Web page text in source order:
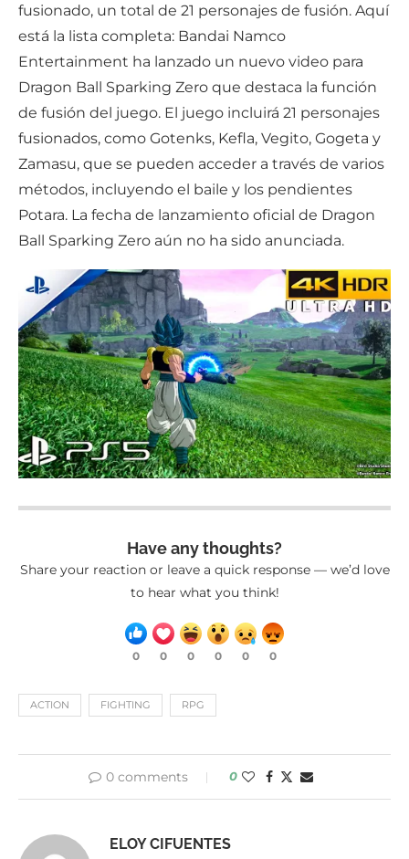
fusionado, un total de 21 personajes de fusión. Aquí
está la lista completa: Bandai Namco
Entertainment ha lanzado un nuevo video para
Dragon Ball Sparking Zero que destaca la función
de fusión del juego. El juego incluirá 21 personajes
fusionados, como Gotenks, Kefla, Vegito, Gogeta y
Zamasu, que se pueden acceder a través de varios
métodos, incluyendo el baile y los pendientes
Potara. La fecha de lanzamiento oficial de Dragon
Ball Sparking Zero aún no ha sido anunciada.
Have any thoughts?
Share your reaction or leave a quick response — we’d love
to hear what you think!
0 0 0 0 0 0
ACTION FIGHTING RPG
0 comments 0
ELOY CIFUENTES